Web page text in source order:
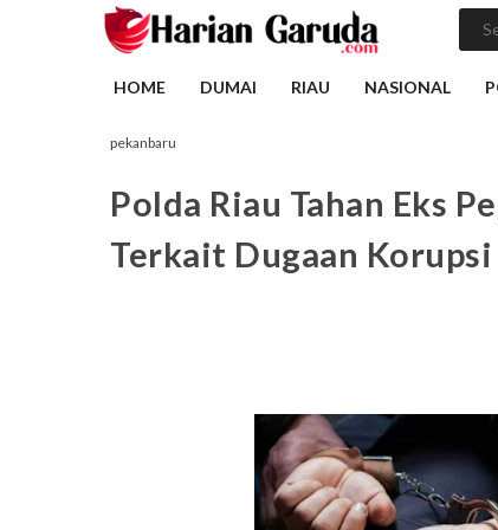
HOME DUMAI RIAU NASIONAL
pekanbaru
Polda Riau Tahan Eks
Terkait Dugaan